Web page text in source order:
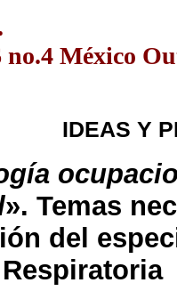
México
IDEAS Y
». Temas
del